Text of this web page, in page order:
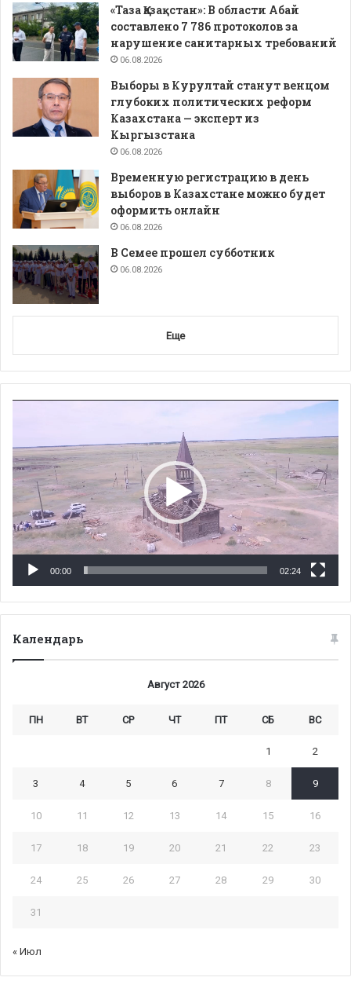
«Таза Қазақстан»: В области Абай
составлено 7 786 протоколов за
нарушение санитарных требований
06.08.2026
Выборы в Курултай станут венцом
глубоких политических реформ
Казахстана — эксперт из
Кыргызстана
06.08.2026
Временную регистрацию в день
выборов в Казахстане можно будет
оформить онлайн
06.08.2026
В Семее прошел субботник
06.08.2026
Еще
00:00 02:24
Календарь
Август 2026
ПН ВТ СР ЧТ ПТ СБ ВС
1 2
3 4 5 6 7 8 9
10 11 12 13 14 15 16
17 18 19 20 21 22 23
24 25 26 27 28 29 30
31
« Июл